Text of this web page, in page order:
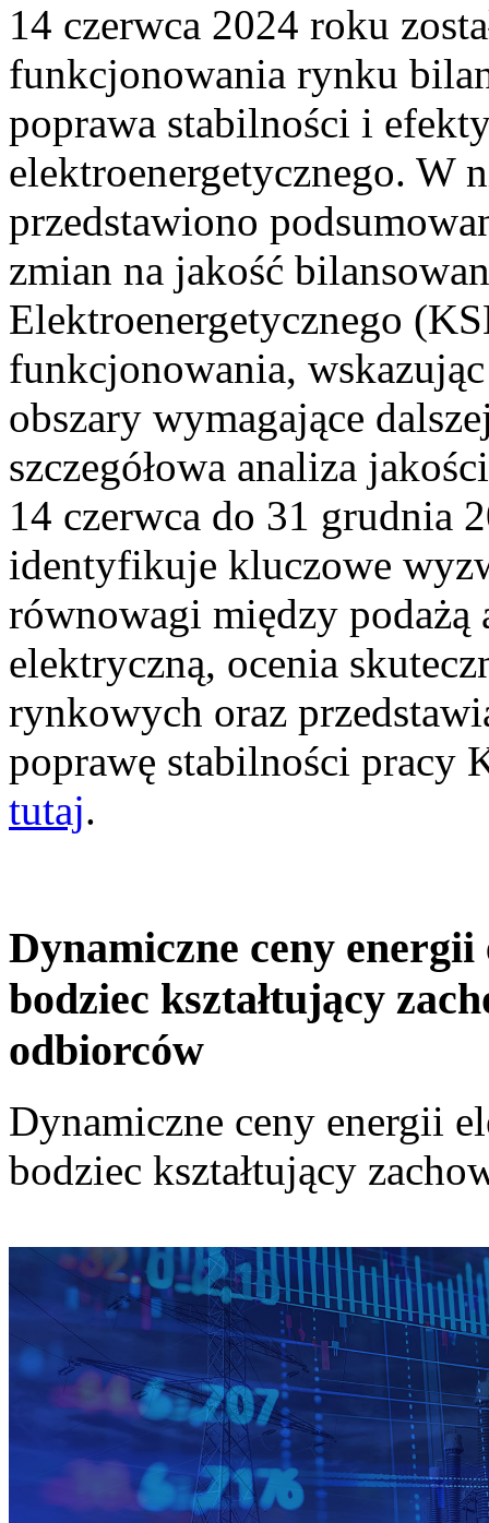
14 czerwca 2024 roku
funkcjonowania rynku
poprawa stabilności i
elektroenergetycznego. W
przedstawiono
zmian na jakość
Elektroenergetycznego
funkcjonowania,
obszary wymagające
szczegółowa analiza
14 czerwca do 31 grudnia
identyfikuje kluczowe
równowagi między podażą
elektryczną, ocenia
rynkowych oraz
poprawę stabilności pracy
tutaj.
Dynamiczne ceny
bodziec kształtujący
odbiorców
Dynamiczne ceny energii
bodziec kształtujący